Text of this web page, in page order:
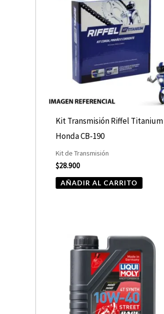
Kit Transmisión Riffel Titanium
Honda CB-190
Kit de Transmisión
$28.900
AÑADIR AL CARRITO
de
desde
$19.990
hasta
$21.900